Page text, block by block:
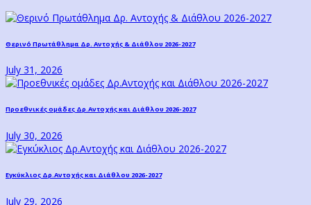
Θερινό Πρωτάθλημα Δρ. Αντοχής & Διάθλου 2026-2027
July 31, 2026
Προεθνικές ομάδες Δρ.Αντοχής και Διάθλου 2026-2027
July 30, 2026
Εγκύκλιος Δρ.Αντοχής και Διάθλου 2026-2027
July 29, 2026